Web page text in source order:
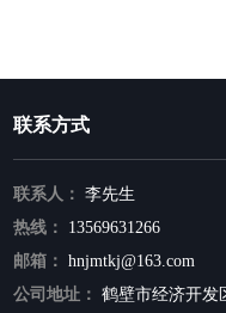
联系方式
联系人：
李先生
热线：
13569631266
邮箱：
hnjmtkj@163.com
公司地址：
鹤壁市经济开发